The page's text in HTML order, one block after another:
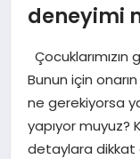
TEKNOLOJI
YAŞAM
deneyimi
Bunun için
ne gerekiyorsa
yapıyor muyuz?
detaylara dikkat